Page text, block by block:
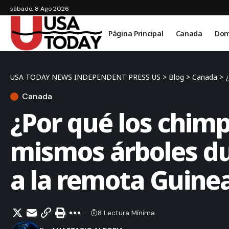
sábado, 8 Ago 2026
Página Principal Canada
USA TODAY NEWS INDEPENDENT PRESS US > Blog > Canada >
Canada
¿Por qué los
mismos árboles
a la remota
8 Lectura Mínima